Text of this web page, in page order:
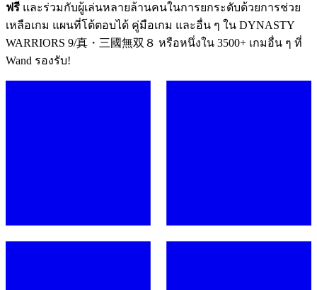
ฟรี และร่วมกับผู้เล่นหลายล้านคนในการยกระดับด้วยการช่วย
เหลือเกม แผนที่โต้ตอบได้ คู่มือเกม และอื่น ๆ ใน DYNASTY
WARRIORS 9/真・三國無双８ หรือหนึ่งใน 3500+ เกมอื่น ๆ ที่
Wand รองรับ!